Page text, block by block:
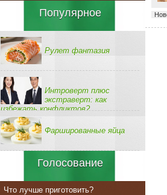
Популярное
Рулет фантазия
Интроверт плюс
экстраверт: как
избежать конфликтов?
Фаршированные яйца
Голосование
Что лучше приготовить?